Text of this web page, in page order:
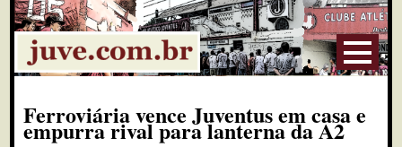
Ferroviária vence Juventus em casa e
empurra rival para lanterna da A2